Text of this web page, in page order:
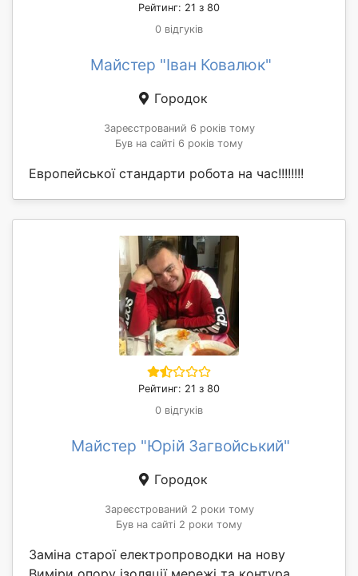
Рейтинг: 21 з 80
0 відгуків
Майстер "Іван Ковалюк"
Городок
Зареєстрований 6 років тому
Був на сайті 6 років тому
Европейської стандарти робота на час!!!!!!!!
Рейтинг: 21 з 80
0 відгуків
Майстер "Юрій Загвойський"
Городок
Зареєстрований 2 роки тому
Був на сайті 2 роки тому
Заміна старої електропроводки на нову